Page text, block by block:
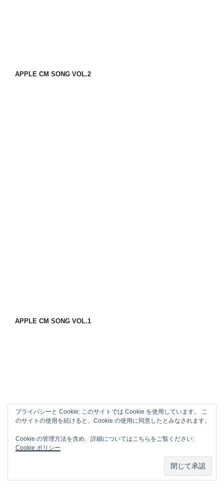
APPLE CM SONG VOL.2
APPLE CM SONG VOL.1
プライバシーと Cookie: このサイトでは Cookie を使用しています。 こ
のサイトの使用を続けると、Cookie の使用に同意したとみなされます。
Cookie の管理方法を含め、詳細についてはこちらをご覧ください:
Cookie ポリシー